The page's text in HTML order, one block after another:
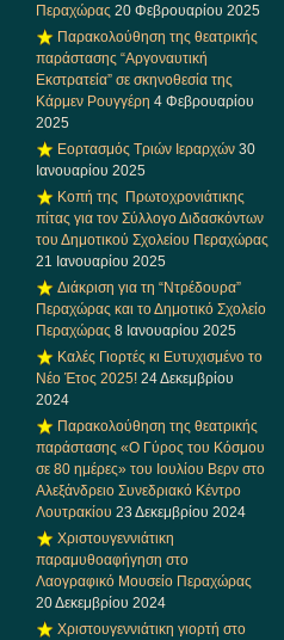
Περαχώρας 20 Φεβρουαρίου 2025
Παρακολούθηση της θεατρικής
παράστασης “Αργοναυτική
Εκστρατεία” σε σκηνοθεσία της
Κάρμεν Ρουγγέρη 4 Φεβρουαρίου
2025
Εορτασμός Τριών Ιεραρχών 30
Ιανουαρίου 2025
Κοπή της Πρωτοχρονιάτικης
πίτας για τον Σύλλογο Διδασκόντων
του Δημοτικού Σχολείου Περαχώρας
21 Ιανουαρίου 2025
Διάκριση για τη “Ντρέδουρα”
Περαχώρας και το Δημοτικό Σχολείο
Περαχώρας 8 Ιανουαρίου 2025
Καλές Γιορτές κι Ευτυχισμένο το
Νέο Έτος 2025! 24 Δεκεμβρίου
2024
Παρακολούθηση της θεατρικής
παράστασης «Ο Γύρος του Κόσμου
σε 80 ημέρες» του Ιουλίου Βερν στο
Αλεξάνδρειο Συνεδριακό Κέντρο
Λουτρακίου 23 Δεκεμβρίου 2024
Χριστουγεννιάτικη
παραμυθοαφήγηση στο
Λαογραφικό Μουσείο Περαχώρας
20 Δεκεμβρίου 2024
Χριστουγεννιάτικη γιορτή στο